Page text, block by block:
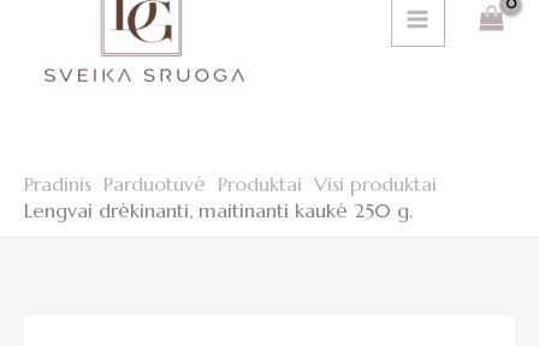
Pradinis Parduotuvė Produktai Visi produktai
Lengvai drėkinanti, maitinanti kaukė 250 g.